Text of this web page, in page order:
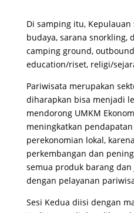
Di samping itu,
budaya, sarana snorkling,
camping ground,
education/riset, religi/
Pariwisata merupakan
diharapkan bisa menjadi
mendorong UMKM
meningkatkan
perekonomian lokal,
perkembangan dan
semua produk barang
dengan pelayanan
Sesi Kedua diisi dengan